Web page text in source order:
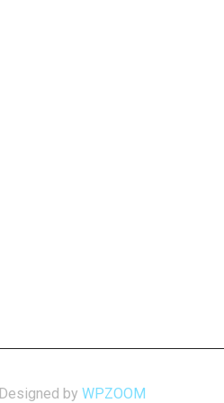
Designed by WPZOOM